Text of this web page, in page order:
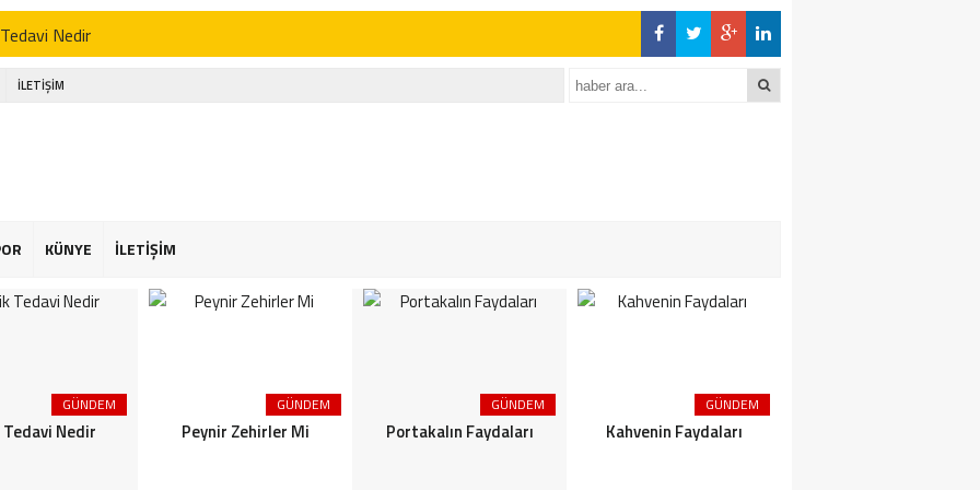
Nedir
Zehirler Mi
Faydaları
Şekeriniz Olabilir! İnteraktif Öğren
Astroloji
İLETİŞİM
KÜNYE İLETİŞİM
GÜNDEM
Nedir
GÜNDEM
Peynir Zehirler Mi
GÜNDEM
Portakalın Faydaları
GÜNDEM
Kahvenin Faydaları